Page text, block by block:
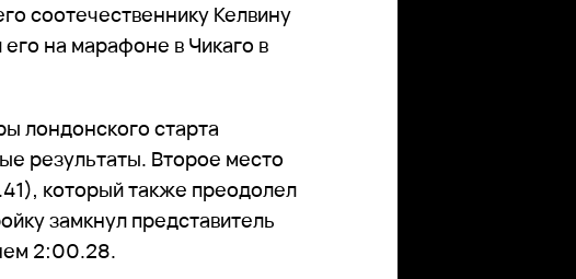
соотечественнику Келвину
на марафоне в Чикаго в
лондонского старта
результаты. Второе место
который также преодолел
замкнул представитель
2:00.28.